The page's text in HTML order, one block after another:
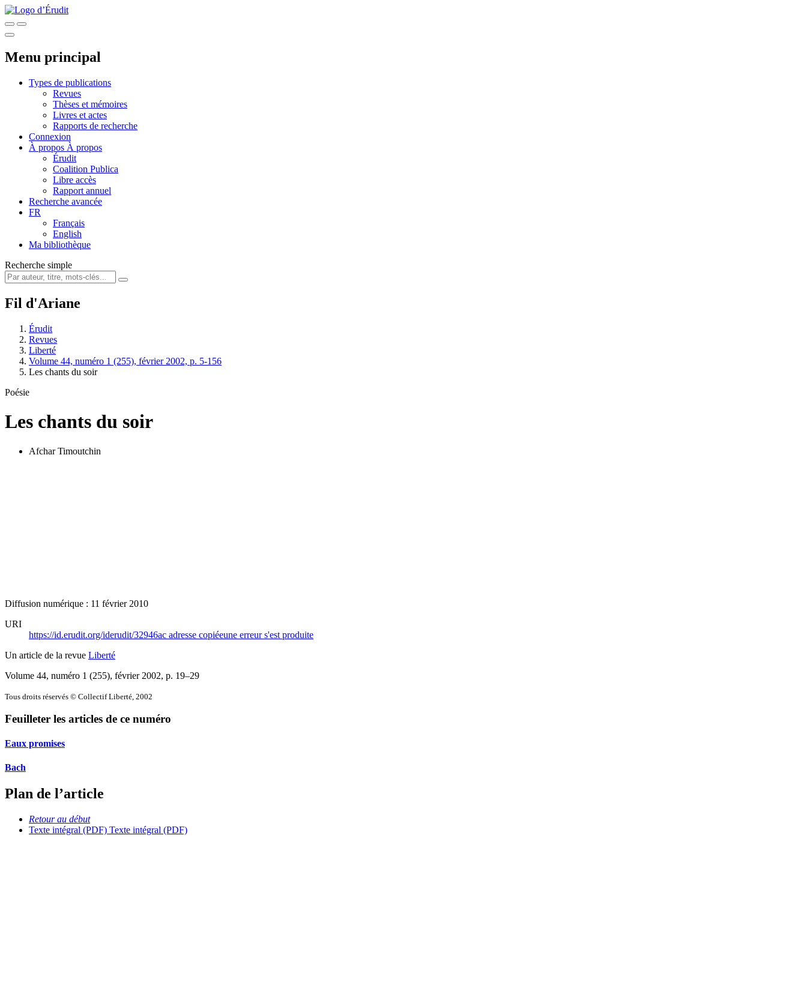
Menu principal
Types de publications
Revues
Thèses et mémoires
Livres et actes
Rapports de recherche
Connexion
À propos À propos
Érudit
Coalition Publica
Libre accès
Rapport annuel
Recherche avancée
FR
Français
English
Ma bibliothèque
Recherche simple
Fil d'Ariane
Érudit
Revues
Liberté
Volume 44, numéro 1 (255), février 2002, p. 5-156
Les chants du soir
Poésie
Les chants du soir
Afchar Timoutchin
Diffusion numérique : 11 février 2010
URI
https://id.erudit.org/iderudit/32946ac adresse copiéeune erreur s'est produite
Un article de la revue Liberté
Volume 44, numéro 1 (255), février 2002, p. 19–29
Tous droits réservés © Collectif Liberté, 2002
Feuilleter les articles de ce numéro
Eaux promises
Bach
Plan de l’article
Retour au début
Texte intégral (PDF) Texte intégral (PDF)